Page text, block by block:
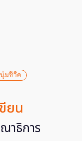
มซีวิค
ยน
าธิการ